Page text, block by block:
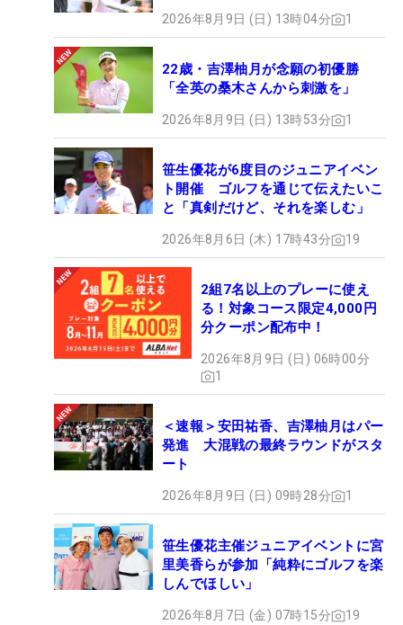
2026年8月9日 (日) 13時04分 1
22歳・吉澤柚月が念願の初優勝
「全英の桑木さんから刺激を」
2026年8月9日 (日) 13時53分 1
笹生優花が6度目のジュニアイベン
ト開催 ゴルフを通じて伝えたいこ
と「真剣だけど、それを楽しむ」
2026年8月6日 (木) 17時43分 19
2組7名以上のプレーに使え
る！対象コース限定4,000円
分クーポン配布中！
2026年8月9日 (日) 06時00分
1
＜速報＞安田祐香、吉澤柚月はパー
発進 大混戦の最終ラウンドがスタ
ート
2026年8月9日 (日) 09時28分 1
笹生優花主催ジュニアイベントに宮
里美香らが参加「純粋にゴルフを楽
しんでほしい」
2026年8月7日 (金) 07時15分 19